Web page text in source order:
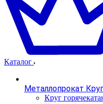
Каталог
Металлопрокат
Круг